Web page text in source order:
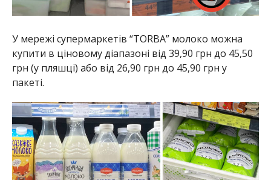
У мережі супермаркетів “TORBA” молоко можна
купити в ціновому діапазоні від 39,90 грн до 45,50
грн (у пляшці) або від 26,90 грн до 45,90 грн у
пакеті.